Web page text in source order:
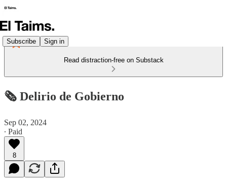
Subscribe Sign in
Read distraction-free on Substack
🗞️ Delirio de Gobierno
Sep 02, 2024
∙ Paid
8